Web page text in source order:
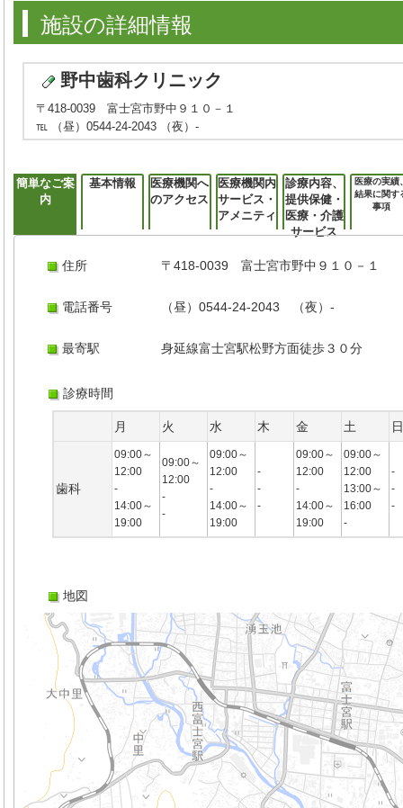
施設の詳細情報
野中歯科クリニック
〒418-0039 富士宮市野中９１０－１
℡ （昼）0544-24-2043 （夜）-
簡単なご案
内
基本情報
医療機関へ
のアクセス
医療機関内
サービス・
アメニティ
診療内容、
提供保健・
医療・介護
サービス
医療の実績
結果に関す
事項
住所 〒418-0039 富士宮市野中９１０－１
電話番号 （昼）0544-24-2043 （夜）-
最寄駅 身延線富士宮駅松野方面徒歩３０分
診療時間
月 火 水 木 金 土
歯科
09:00～
12:00
-
14:00～
19:00
09:00～
12:00
-
-
09:00～
12:00
-
14:00～
19:00
-
-
-
09:00～
12:00
-
14:00～
19:00
09:00～
12:00
13:00～
16:00
-
-
-
-
地図